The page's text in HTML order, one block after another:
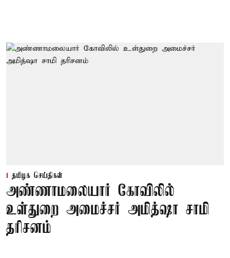
தமிழக செய்திகள்
அண்ணாமலையார் கோவிலில்
உள்துறை அமைச்சர் அமித்ஷா சாமி
தரிசனம்